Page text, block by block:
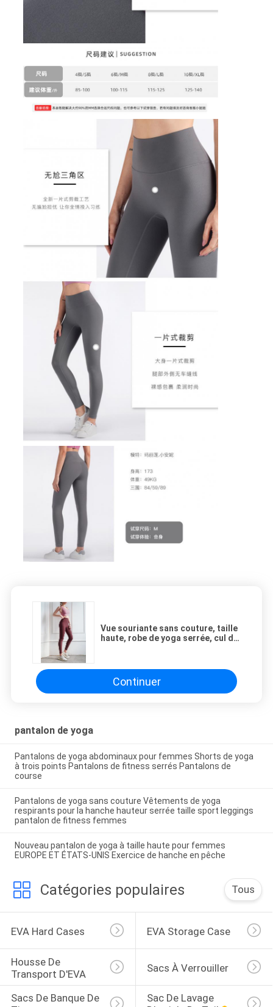
Vue souriante sans couture, taille
haute, robe de yoga serrée, cul de
fitness, femmes.
Continuer
pantalon de yoga
Pantalons de yoga abdominaux pour femmes Shorts de yoga
à trois points Pantalons de fitness serrés Pantalons de
course
Pantalons de yoga sans couture Vêtements de yoga
respirants pour la hanche hauteur serrée taille sport leggings
pantalon de fitness femmes
Nouveau pantalon de yoga à taille haute pour femmes
EUROPE ET ÉTATS-UNIS Exercice de hanche en pêche
Catégories populaires Tous
EVA Hard Cases EVA Storage Case
Housse De
Transport D'EVA
Sacs À Verrouiller
Sacs De Banque De
Sac De Lavage